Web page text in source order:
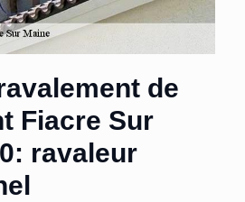
de
Fiacre Sur
ravaleur